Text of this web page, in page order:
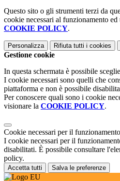
Questo sito o gli strumenti terzi da
cookie necessari al funzionamento
COOKIE POLICY.
Personalizza Rifiuta tutti i cookies
Gestione cookie
In questa schermata è possibile
I cookie necessari sono quelli che
piattaforma e non è possibile
Per conoscere quali sono i cookie
visionare la COOKIE POLICY.
Cookie necessari per il funzionamento
I cookie necessari per il
disabilitati. È possibile consultare
policy.
Accetta tutti Salva le preferenze